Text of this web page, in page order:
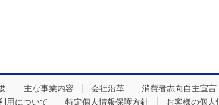
主な事業内容 会社沿革 消費者志向自主宣言
用について 特定個人情報保護方針 お客様の個人